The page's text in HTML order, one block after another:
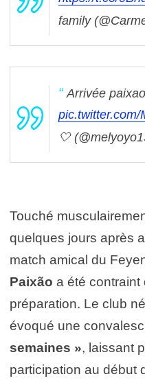
family
Arrivée
pic.twitter.com/
🤍
Touché
quelques jours après
match amical du
Paixão a été contraint
préparation. Le club
évoqué une
semaines », laissant
participation au début